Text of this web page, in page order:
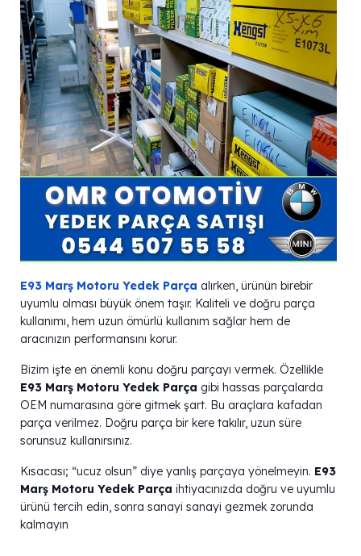
E93 Marş Motoru Yedek Parça alırken, ürünün birebir
uyumlu olması büyük önem taşır. Kaliteli ve doğru parça
kullanımı, hem uzun ömürlü kullanım sağlar hem de
aracınızın performansını korur.
Bizim işte en önemli konu doğru parçayı vermek. Özellikle
E93 Marş Motoru Yedek Parça gibi hassas parçalarda
OEM numarasına göre gitmek şart. Bu araçlara kafadan
parça verilmez. Doğru parça bir kere takılır, uzun süre
sorunsuz kullanırsınız.
Kısacası; “ucuz olsun” diye yanlış parçaya yönelmeyin. E93
Marş Motoru Yedek Parça ihtiyacınızda doğru ve uyumlu
ürünü tercih edin, sonra sanayi sanayi gezmek zorunda
kalmayın